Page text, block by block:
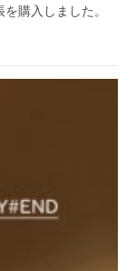
購入しました。